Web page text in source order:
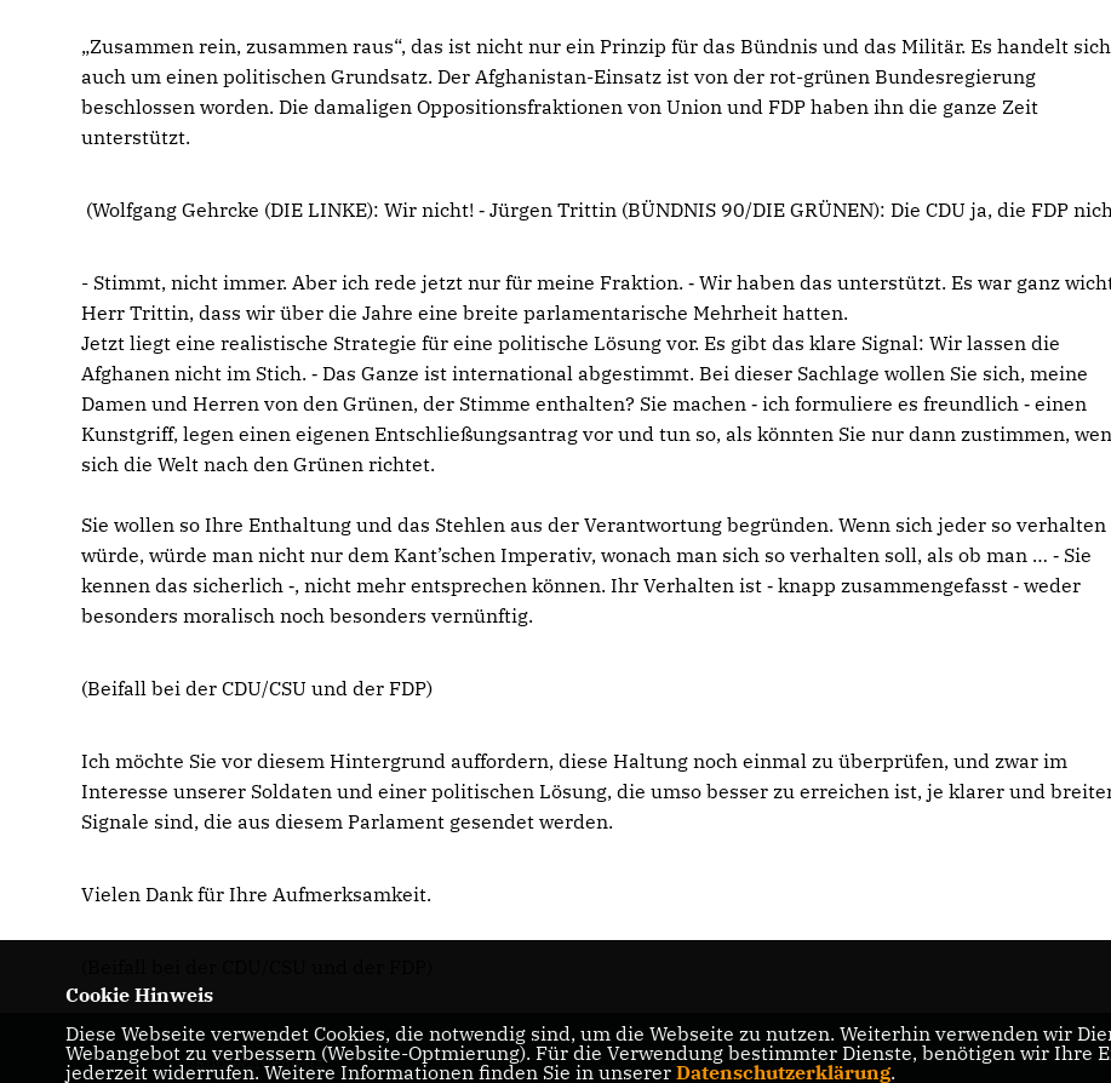
Zusammen rein, zusammen raus“, das ist nicht nur ein Prinzip für das Bündnis und das Militär. Es handelt sich
auch um einen politischen Grundsatz. Der Afghanistan-Einsatz ist von der rot-grünen Bundesregierung
beschlossen worden. Die damaligen Oppositionsfraktionen von Union und FDP haben ihn die ganze Zeit
unterstützt.
(Wolfgang Gehrcke (DIE LINKE): Wir nicht! ‑ Jürgen Trittin (BÜNDNIS 90/DIE GRÜNEN): Die CDU ja, die FDP
- Stimmt, nicht immer. Aber ich rede jetzt nur für meine Fraktion. ‑ Wir haben das unterstützt. Es war ganz
Herr Trittin, dass wir über die Jahre eine breite parlamentarische Mehrheit hatten.
Jetzt liegt eine realistische Strategie für eine politische Lösung vor. Es gibt das klare Signal: Wir lassen die
Afghanen nicht im Stich. ‑ Das Ganze ist international abgestimmt. Bei dieser Sachlage wollen Sie sich, meine
Damen und Herren von den Grünen, der Stimme enthalten? Sie machen ‑ ich formuliere es freundlich ‑ einen
Kunstgriff, legen einen eigenen Entschließungsantrag vor und tun so, als könnten Sie nur dann zustimmen,
sich die Welt nach den Grünen richtet.
Sie wollen so Ihre Enthaltung und das Stehlen aus der Verantwortung begründen. Wenn sich jeder so verhalten
würde, würde man nicht nur dem Kant’schen Imperativ, wonach man sich so verhalten soll, als ob man … ‑ Sie
kennen das sicherlich ‑, nicht mehr entsprechen können. Ihr Verhalten ist ‑ knapp zusammengefasst ‑ weder
besonders moralisch noch besonders vernünftig.
(Beifall bei der CDU/CSU und der FDP)
Ich möchte Sie vor diesem Hintergrund auffordern, diese Haltung noch einmal zu überprüfen, und zwar im
Interesse unserer Soldaten und einer politischen Lösung, die umso besser zu erreichen ist, je klarer und
Signale sind, die aus diesem Parlament gesendet werden.
Vielen Dank für Ihre Aufmerksamkeit.
Ruprecht Polenz
Cookie Hinweis
Diese Webseite verwendet Cookies, die notwendig sind, um die Webseite zu nutzen. Weiterhin verwenden wir
Webangebot zu verbessern (Website-Optmierung). Für die Verwendung bestimmter Dienste, benötigen wir Ihre
jederzeit widerrufen. Weitere Informationen finden Sie in unserer Datenschutzerklärung.